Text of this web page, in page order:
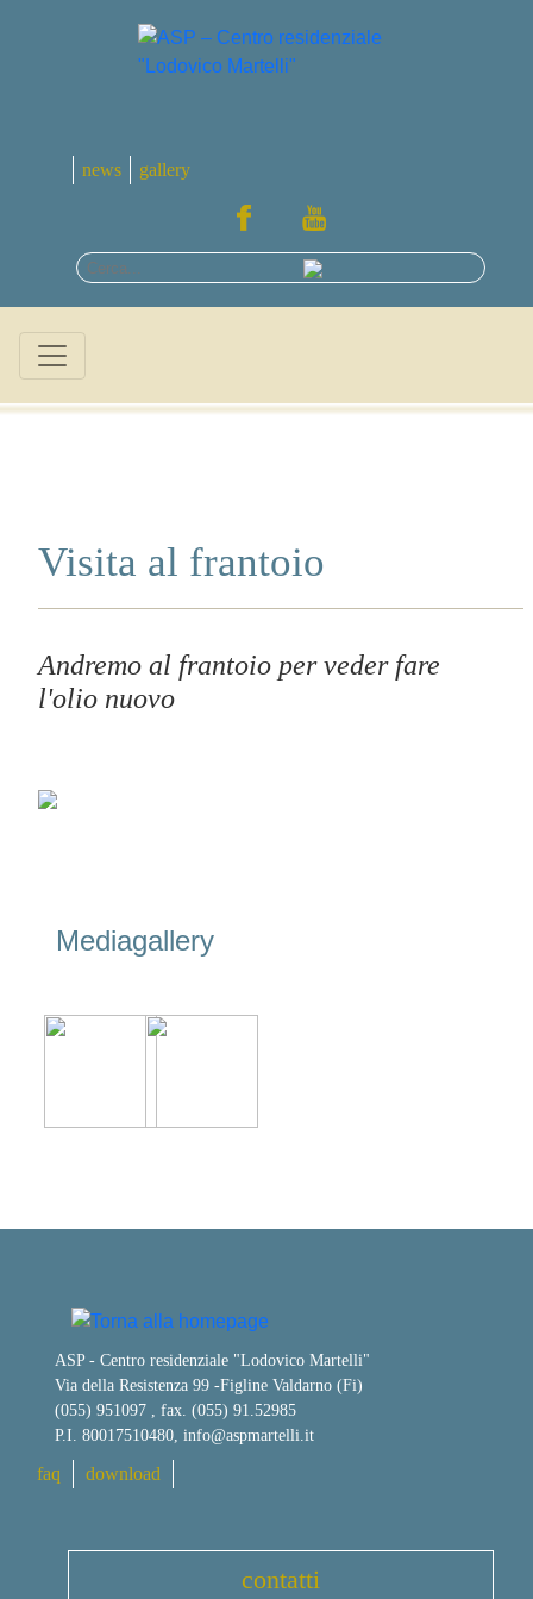
news gallery
Visita al frantoio
Andremo al frantoio per veder fare
l'olio nuovo
Mediagallery
ASP - Centro residenziale "Lodovico Martelli"
Via della Resistenza 99 -Figline Valdarno (Fi)
(055) 951097 , fax. (055) 91.52985
P.I. 80017510480, info@aspmartelli.it
faq download
contatti